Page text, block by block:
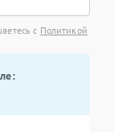
с Политикой